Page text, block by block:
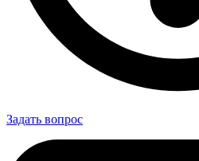
Задать вопрос